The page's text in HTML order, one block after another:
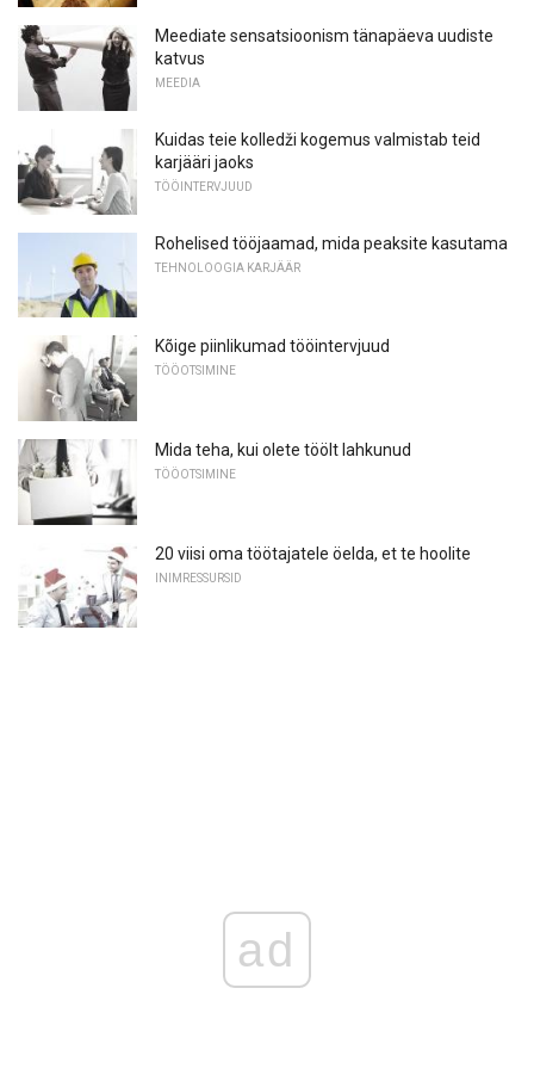
Meediate sensatsioonism tänapäeva uudiste
katvus
MEEDIA
Kuidas teie kolledži kogemus valmistab teid
karjääri jaoks
TÖÖINTERVJUUD
Rohelised tööjaamad, mida peaksite kasutama
TEHNOLOOGIA KARJÄÄR
Kõige piinlikumad tööintervjuud
TÖÖOTSIMINE
Mida teha, kui olete töölt lahkunud
TÖÖOTSIMINE
20 viisi oma töötajatele öelda, et te hoolite
INIMRESSURSID
ad